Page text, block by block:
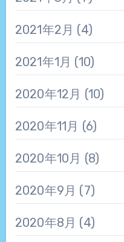
2021年2月 (4)
2021年1月 (10)
2020年12月 (10)
2020年11月 (6)
2020年10月 (8)
2020年9月 (7)
2020年8月 (4)